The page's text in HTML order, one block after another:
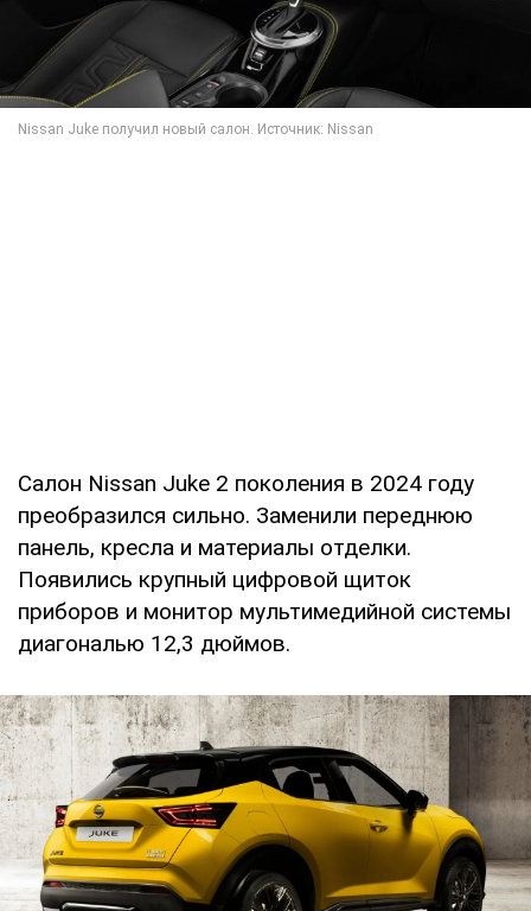
Салон Nissan Juke 2 поколения в 2024 году
преобразился сильно. Заменили переднюю
панель, кресла и материалы отделки.
Появились крупный цифровой щиток
приборов и монитор мультимедийной системы
диагональю 12,3 дюймов.